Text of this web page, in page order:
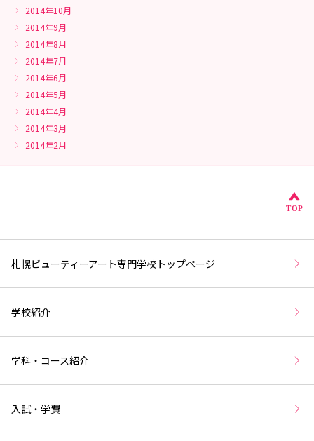
2014年10月
2014年9月
2014年8月
2014年7月
2014年6月
2014年5月
2014年4月
2014年3月
2014年2月
こ
TOP
札幌ビューティーアート専門学校トップページ
学校紹介
学科・コース紹介
入試・学費